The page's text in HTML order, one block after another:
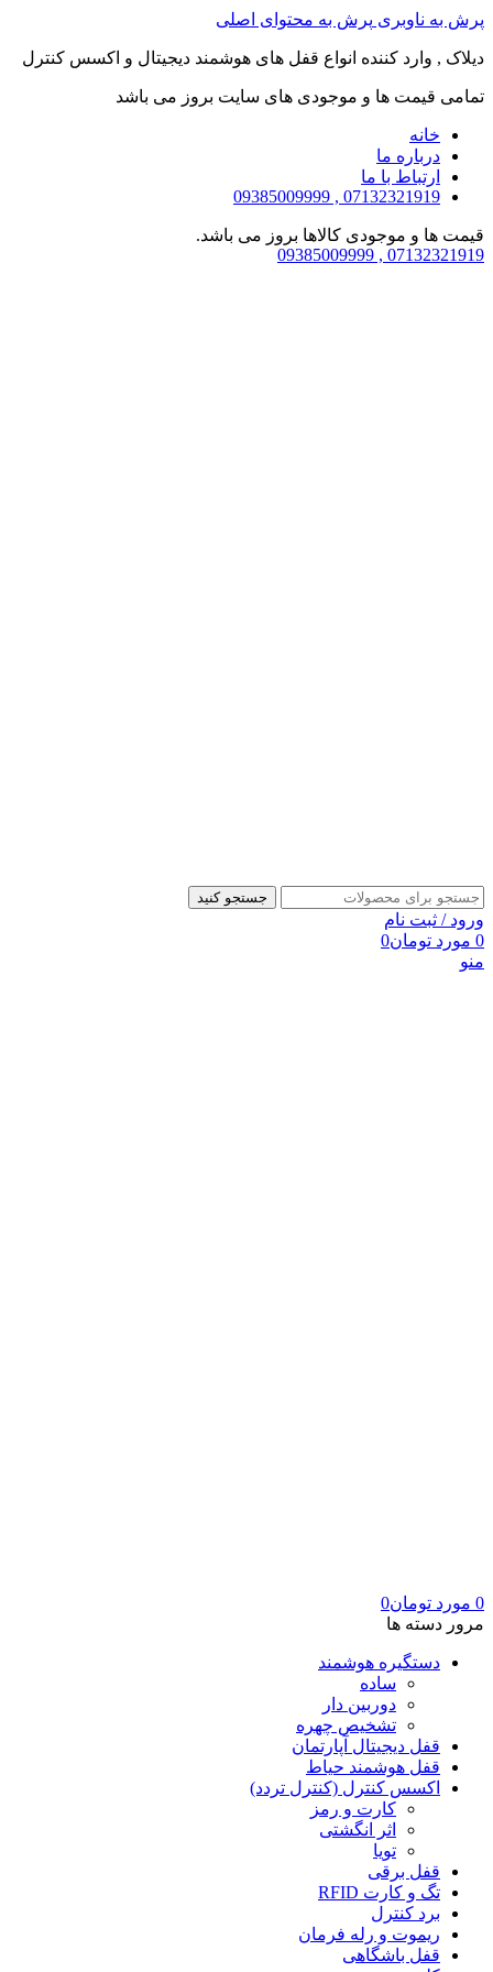
پرش به ناوبری پرش به محتوای اصلی
دیلاک , وارد کننده انواع قفل های هوشمند دیجیتال و اکسس کنترل
تمامی قیمت ها و موجودی های سایت بروز می باشد
خانه
درباره ما
ارتباط با ما
07132321919 , 09385009999
قیمت ها و موجودی کالاها بروز می باشد.
07132321919 , 09385009999
جستجو کنید
ورود / ثبت نام
0 مورد تومان0
منو
0 مورد تومان0
مرور دسته ها
دستگیره هوشمند
ساده
دوربین دار
تشخیص چهره
قفل دیجیتال آپارتمان
قفل هوشمند حیاط
اکسس کنترل (کنترل تردد)
کارت و رمز
اثر انگشتی
تویا
قفل برقی
تگ و کارت RFID
برد کنترل
ریموت و رله فرمان
قفل باشگاهی